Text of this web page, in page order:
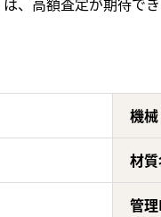
機械
材
管